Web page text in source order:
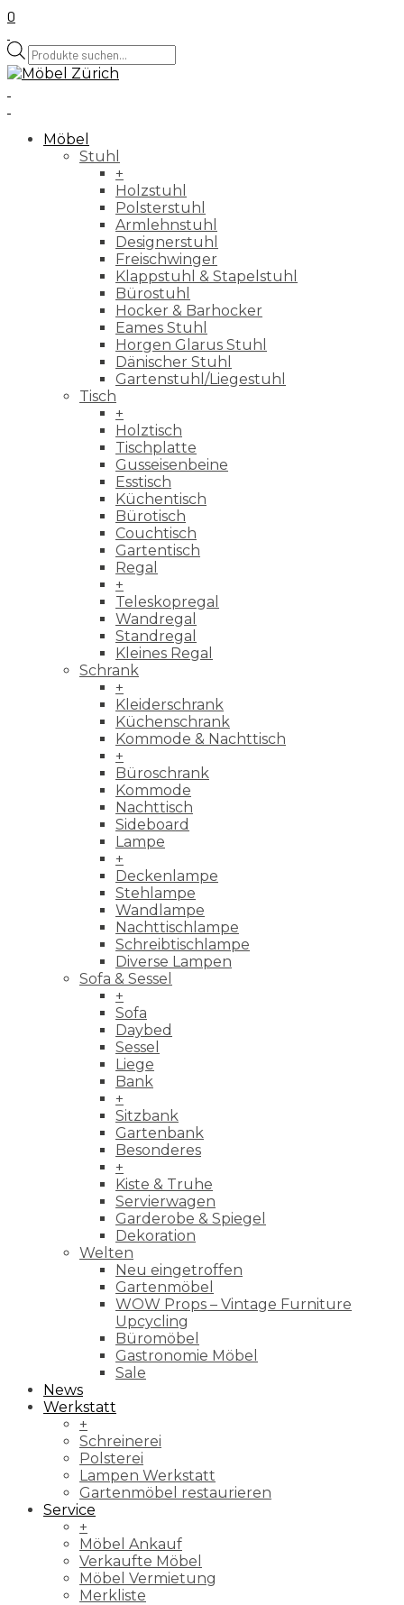
0
Products
search
Möbel
Stuhl
+
Holzstuhl
Polsterstuhl
Armlehnstuhl
Designerstuhl
Freischwinger
Klappstuhl & Stapelstuhl
Bürostuhl
Hocker & Barhocker
Eames Stuhl
Horgen Glarus Stuhl
Dänischer Stuhl
Gartenstuhl/Liegestuhl
Tisch
+
Holztisch
Tischplatte
Gusseisenbeine
Esstisch
Küchentisch
Bürotisch
Couchtisch
Gartentisch
Regal
+
Teleskopregal
Wandregal
Standregal
Kleines Regal
Schrank
+
Kleiderschrank
Küchenschrank
Kommode & Nachttisch
+
Büroschrank
Kommode
Nachttisch
Sideboard
Lampe
+
Deckenlampe
Stehlampe
Wandlampe
Nachttischlampe
Schreibtischlampe
Diverse Lampen
Sofa & Sessel
+
Sofa
Daybed
Sessel
Liege
Bank
+
Sitzbank
Gartenbank
Besonderes
+
Kiste & Truhe
Servierwagen
Garderobe & Spiegel
Dekoration
Welten
Neu eingetroffen
Gartenmöbel
WOW Props – Vintage Furniture
Upcycling
Büromöbel
Gastronomie Möbel
Sale
News
Werkstatt
+
Schreinerei
Polsterei
Lampen Werkstatt
Gartenmöbel restaurieren
Service
+
Möbel Ankauf
Verkaufte Möbel
Möbel Vermietung
Merkliste